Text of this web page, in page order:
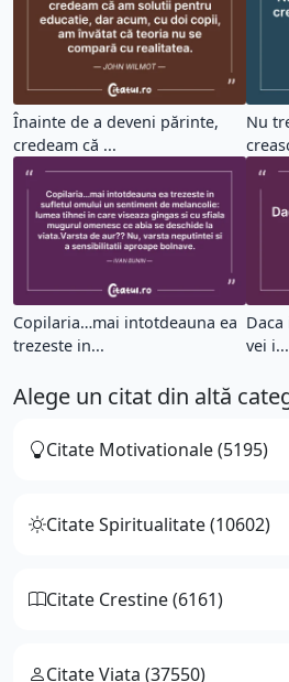
Înainte de a deveni părinte,
credeam că ...
Nu
Copilaria…mai intotdeauna ea
trezeste in...
vei i...
Alege un citat din altă
Citate Motivationale (5195)
Citate Spiritualitate (10602)
Citate Crestine (6161)
Citate Viata (37550)